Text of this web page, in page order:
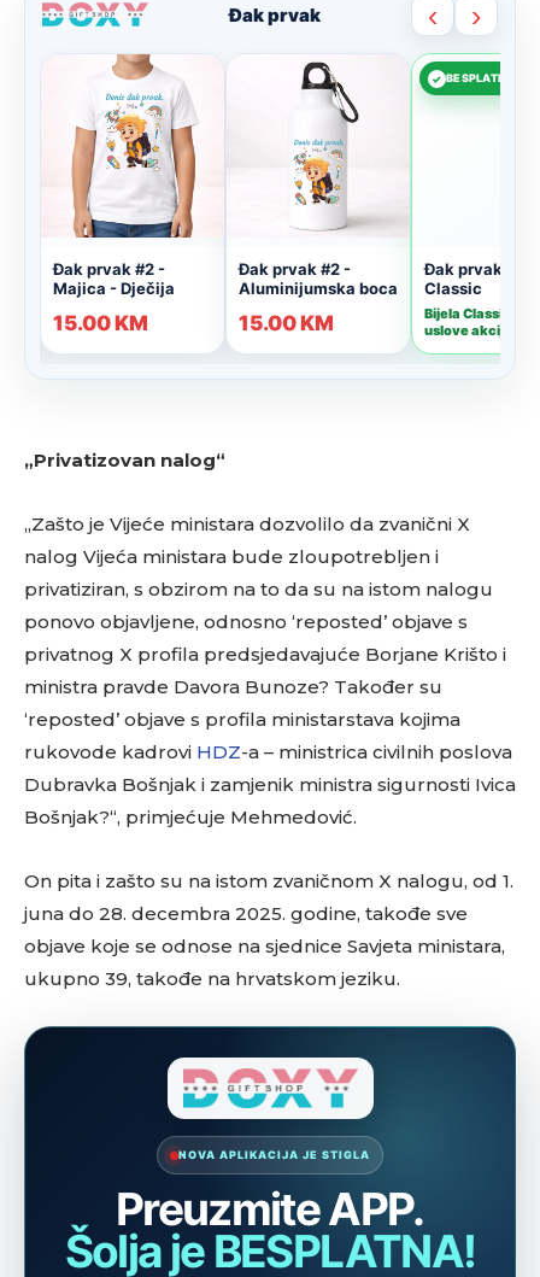
„Privatizovan nalog“
„Zašto je Vijeće ministara dozvolilo da zvanični X
nalog Vijeća ministara bude zloupotrebljen i
privatiziran, s obzirom na to da su na istom nalogu
ponovo objavljene, odnosno ‘reposted’ objave s
privatnog X profila predsjedavajuće Borjane Krišto i
ministra pravde Davora Bunoze? Također su
‘reposted’ objave s profila ministarstava kojima
rukovode kadrovi HDZ-a – ministrica civilnih poslova
Dubravka Bošnjak i zamjenik ministra sigurnosti Ivica
Bošnjak?“, primjećuje Mehmedović.
On pita i zašto su na istom zvaničnom X nalogu, od 1.
juna do 28. decembra 2025. godine, takođe sve
objave koje se odnose na sjednice Savjeta ministara,
ukupno 39, takođe na hrvatskom jeziku.